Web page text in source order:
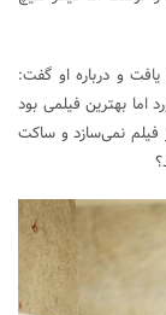
و درباره او گفت:
بهترین فیلمی بود
فیلم نمی‌سازد و ساکت